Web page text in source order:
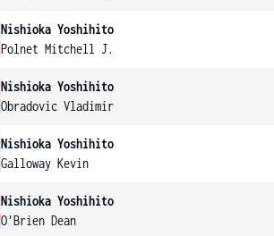
Nishioka Yoshihito
Polnet Mitchell J.
Nishioka Yoshihito
Obradovic Vladimir
Nishioka Yoshihito
Galloway Kevin
Nishioka Yoshihito
O'Brien Dean